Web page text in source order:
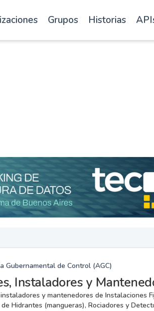
Grupos Historias
Gubernamental de Control (AGC)
y mantenedores de Instalaciones
Hidrantes (mangueras), Rociadores y